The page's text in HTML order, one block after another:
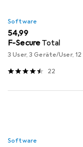
Software
EUR
54,99
F-Secure Total
3 User, 3 Geräte/User,
22
Software